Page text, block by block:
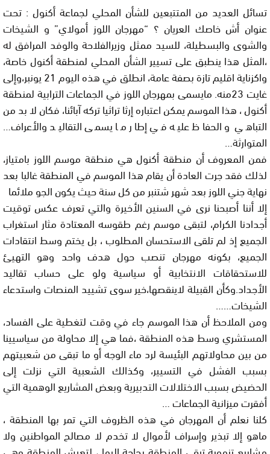
تسائل العديد من المتتبعين للشأن المحلي لجماعة أكنول : تحت
عنوان أش خاصك العريان ؟ “مهرجان اللوز أمولاي” و الشيخات
والشوى والبسطيلة، للسيد ممثل وزيرالفلاحة والوفد المرافق له
،المثل هذا ينطبق على تسيير الشأن المحلي لمنطقة أكنول خاصة،
واكزناية اقليم تازة بصفة عامة، انطلق في هذه اليوم 21 يونبر،وإلى
غايت 23منه. مايسمى بمهرجان اللوز في الجماعات الترابية لمنطقة
أكنول ، هذا الموسم يمكن اعتباره إرثا تراثيا تركه آبائنا، فكان لا بد من
التباهي و الحفاظ عليه في إطار ما يسمى التقاليد والأعراف…
المتوارثة…
فمن المعروف أن منطقة أكنول هي منطقة موسم اللوز بامتياز،
لذلك فقد جرت العادة أن يقام هذا الموسم في المنطقة غالبا بعد
نهاية جني اللوز بعد شهر شتنبر من كل سنة حيث يكون الجو ملائما
إلا أننا أصبحنا نرى في السنين الأخيرة والتي تعرف عكس توقيت
أجدادنا الكرام، لتبقى موسم رغم طقوسه المعتادة مثار استغراب
الجميع إذ لم تلقى الاستحسان المطلوب ، بل يختم وسط انتقادات
الجميع، بكونه مهرجان تنصب حول هدف واحد وهو التهيئ
للاستحقاقات الانتخابية أو سياسية ولو على حساب تقاليد
الأجداد.وكأن القبيلة لاينقصها،خير سوى تشييد المنصات واستدعاء
الشيخات……
ومن الملاحظ أن هذا الموسم جاء في وقت لتغطية على الفساد،
المستشري وسط هذه المنطقة ،فما هي إلا محاولة من سياسيينا
من بين محاولاتهم البئيسة لرد ماء الوجه أو ما تبقى من شعبيتهم
بسبب الفشل في التسيير، وكذالك الشعبية التي نزلت إلى
الحضيض بسبب الاختلالات التدبيرية وبعض المشاريع الوهمية التي
أفقرت ميزانية الجماعات …
كلنا نعلم أن المهرجان في هذه الظروف التي تمر بها المنطقة ،
ماهو إلا تبذير وإسراف لأموال لا تخدم لا مصالح المواطنين ولا